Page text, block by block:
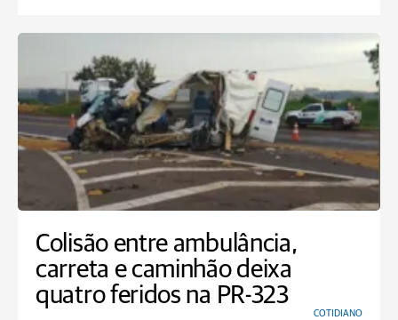
Colisão entre ambulância,
carreta e caminhão deixa
quatro feridos na PR-323
COTIDIANO